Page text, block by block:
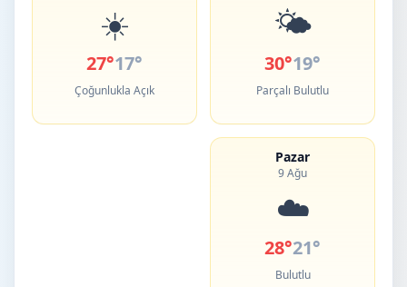
☀️
27°17°
Çoğunlukla Açık
🌤️
30°19°
Parçalı Bulutlu
Pazar
9 Ağu
☁️
28°21°
Bulutlu